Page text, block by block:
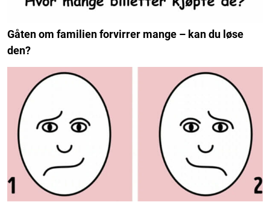
Gåten om familien forvirrer mange – kan du løse
den?